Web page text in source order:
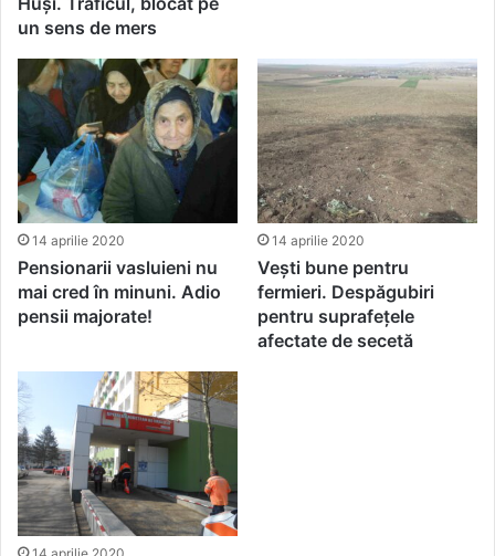
un sens de mers
14 aprilie 2020
Pensionarii vasluieni nu
mai cred în minuni. Adio
pensii majorate!
14 aprilie 2020
Vești bune pentru
fermieri. Despăgubiri
pentru suprafețele
afectate de secetă